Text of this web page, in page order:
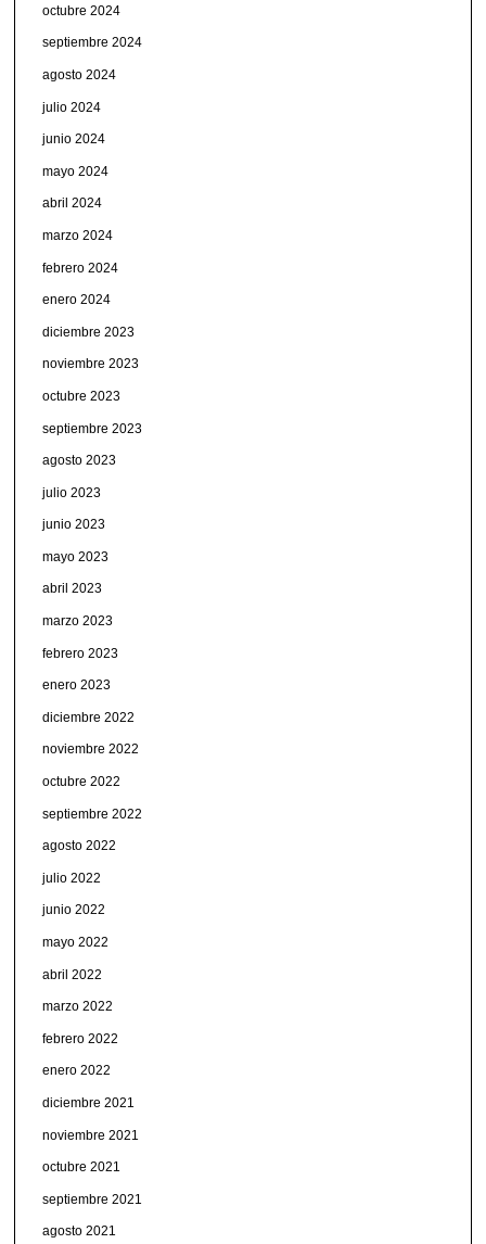
octubre 2024
septiembre 2024
agosto 2024
julio 2024
junio 2024
mayo 2024
abril 2024
marzo 2024
febrero 2024
enero 2024
diciembre 2023
noviembre 2023
octubre 2023
septiembre 2023
agosto 2023
julio 2023
junio 2023
mayo 2023
abril 2023
marzo 2023
febrero 2023
enero 2023
diciembre 2022
noviembre 2022
octubre 2022
septiembre 2022
agosto 2022
julio 2022
junio 2022
mayo 2022
abril 2022
marzo 2022
febrero 2022
enero 2022
diciembre 2021
noviembre 2021
octubre 2021
septiembre 2021
agosto 2021